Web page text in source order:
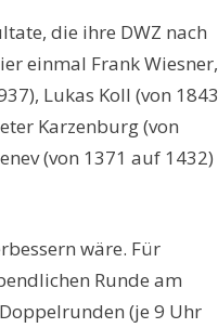
die ihre DWZ nach
einmal Frank Wiesner,
Lukas Koll (von 1843
Karzenburg (von
(von 1371 auf 1432)
wäre. Für
Runde am
(je 9 Uhr